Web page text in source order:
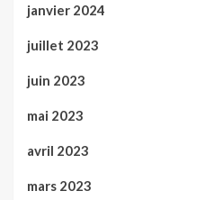
janvier 2024
juillet 2023
juin 2023
mai 2023
avril 2023
mars 2023